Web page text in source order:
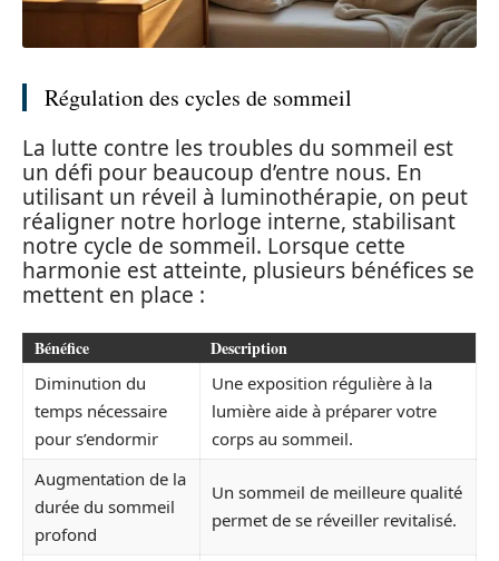
Régulation des cycles de sommeil
La lutte contre les troubles du sommeil est
un défi pour beaucoup d’entre nous. En
utilisant un réveil à luminothérapie, on peut
réaligner notre horloge interne, stabilisant
notre cycle de sommeil. Lorsque cette
harmonie est atteinte, plusieurs bénéfices se
mettent en place :
Bénéfice Description
Diminution du
temps nécessaire
pour s’endormir
Une exposition régulière à la
lumière aide à préparer votre
corps au sommeil.
Augmentation de la
durée du sommeil
profond
Un sommeil de meilleure qualité
permet de se réveiller revitalisé.